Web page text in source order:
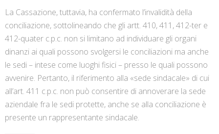
La Cassazione, tuttavia, ha confermato l’invalidità della
conciliazione, sottolineando che gli artt. 410, 411, 412-ter e
412-quater c.p.c. non si limitano ad individuare gli organi
dinanzi ai quali possono svolgersi le conciliazioni ma anche
le sedi – intese come luoghi fisici – presso le quali possono
avvenire. Pertanto, il riferimento alla «sede sindacale» di cui
all’art. 411 c.p.c. non può consentire di annoverare la sede
aziendale fra le sedi protette, anche se alla conciliazione è
presente un rappresentante sindacale.